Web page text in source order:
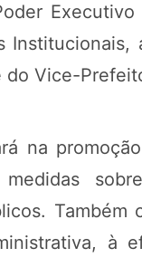
do Vice-
na
sobre
à